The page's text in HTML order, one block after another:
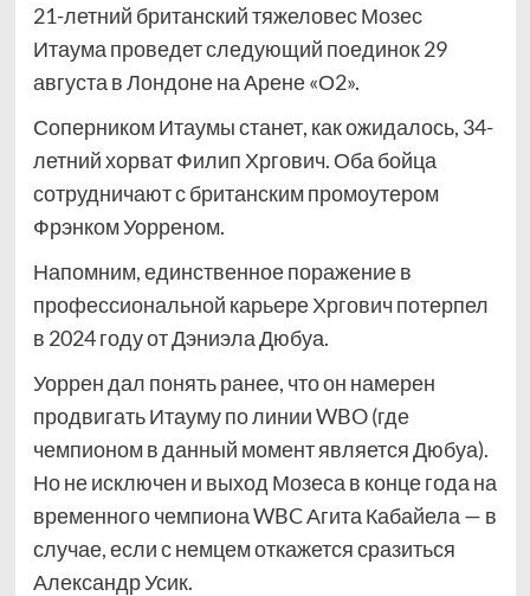
21-летний британский тяжеловес Мозес
Итаума проведет следующий поединок 29
августа в Лондоне на Арене «О2».
Соперником Итаумы станет, как ожидалось, 34-
летний хорват Филип Хргович. Оба бойца
сотрудничают с британским промоутером
Фрэнком Уорреном.
Напомним, единственное поражение в
профессиональной карьере Хргович потерпел
в 2024 году от Дэниэла Дюбуа.
Уоррен дал понять ранее, что он намерен
продвигать Итауму по линии WBO (где
чемпионом в данный момент является Дюбуа).
Но не исключен и выход Мозеса в конце года на
временного чемпиона WBC Агита Кабайела — в
случае, если с немцем откажется сразиться
Александр Усик.